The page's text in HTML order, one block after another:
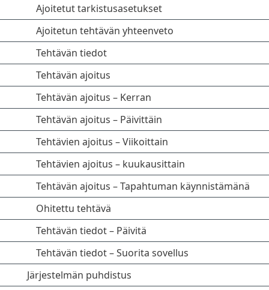
Ajoitetut tarkistusasetukset
Ajoitetun tehtävän yhteenveto
Tehtävän tiedot
Tehtävän ajoitus
Tehtävän ajoitus – Kerran
Tehtävän ajoitus – Päivittäin
Tehtävien ajoitus – Viikoittain
Tehtävien ajoitus – kuukausittain
Tehtävän ajoitus – Tapahtuman käynnistämänä
Ohitettu tehtävä
Tehtävän tiedot – Päivitä
Tehtävän tiedot – Suorita sovellus
Järjestelmän puhdistus